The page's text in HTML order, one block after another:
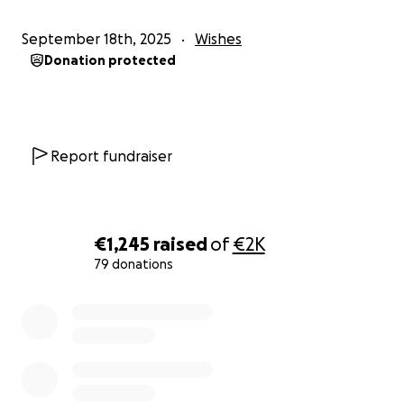
€1,245 raisedof€2K
79 donations
September 18th, 2025 Wishes
Donation protected
Report fundraiser